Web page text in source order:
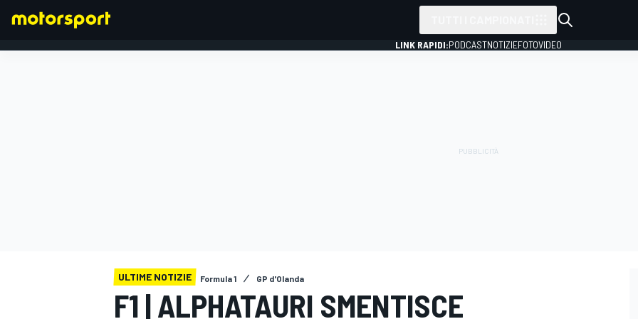
LINK RAPIDI:PODCASTNOTIZIEFOTOVIDEO
ULTIME NOTIZIE Formula 1 GP d'Olanda
F1 | ALPHATAURI SMENTISCE